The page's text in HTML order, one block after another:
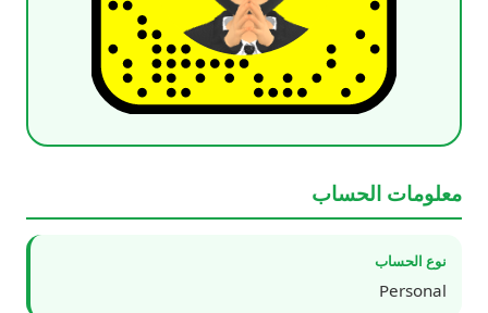
معلومات الحساب
نوع الحساب
Personal